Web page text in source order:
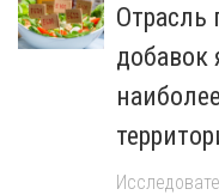
Отрасль
добавок